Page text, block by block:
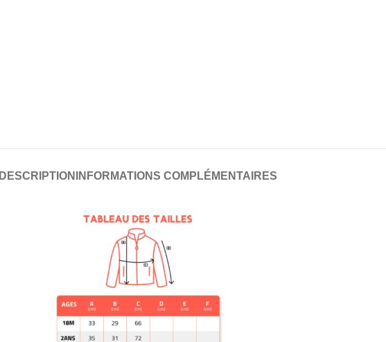
DESCRIPTION INFORMATIONS COMPLÉMENTAIRES